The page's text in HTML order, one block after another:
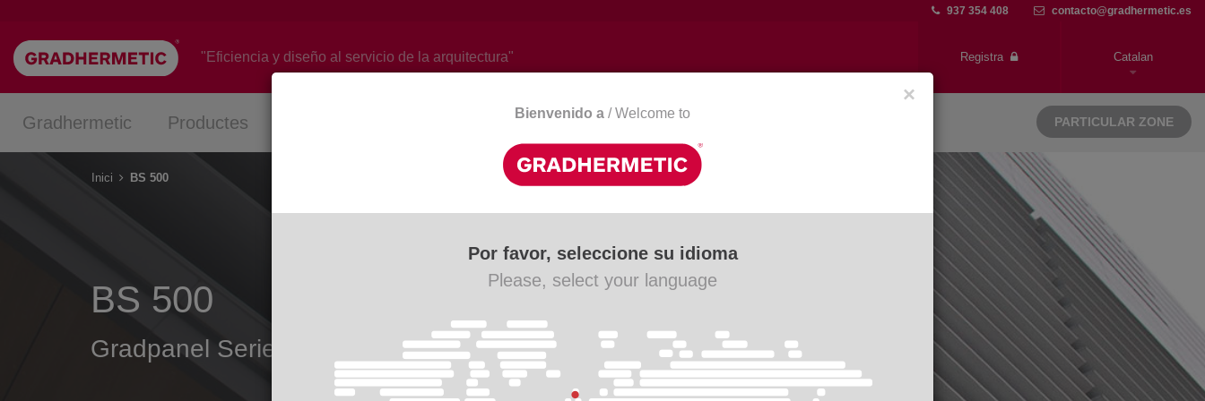
contingut
937 354 408 contacto@gradhermetic.es
Catalan
"Eficiencia y diseño al servicio de la arquitectura" Registra
PARTICULAR ZONE
Gradhermetic Productes Descàrregues Contacte
Inici BS 500
BS 500
Gradpanel Serie BS 500
×
Bienvenido a / Welcome to
Por favor, seleccione su idioma
Please, select your language